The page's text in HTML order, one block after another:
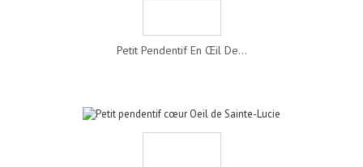
Petit Pendentif En Œil De...